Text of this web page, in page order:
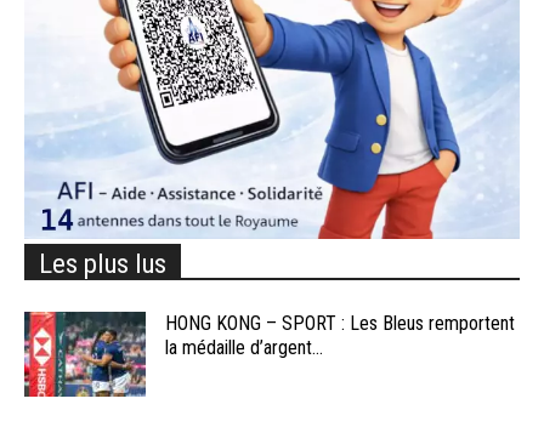
Les plus lus
HONG KONG – SPORT : Les Bleus remportent
la médaille d’argent...